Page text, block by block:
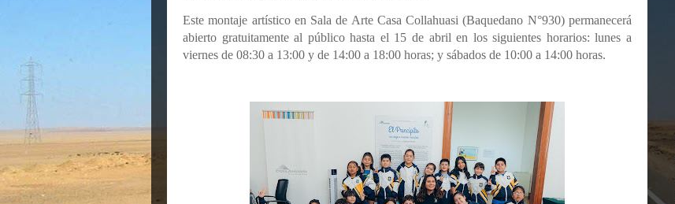
Este montaje artístico en Sala de Arte Casa Collahuasi (Baquedano N°930) permanecerá
abierto gratuitamente al público hasta el 15 de abril en los siguientes horarios: lunes a
viernes de 08:30 a 13:00 y de 14:00 a 18:00 horas; y sábados de 10:00 a 14:00 horas.